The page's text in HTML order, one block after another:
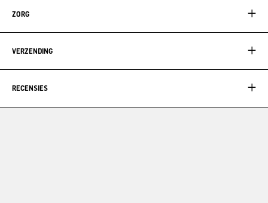
ZORG
VERZENDING
RECENSIES